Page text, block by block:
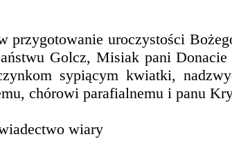
uroczystości
Golcz, Misiak pani
sypiącym kwiatki,
chórowi parafialnemu i panu
wiary